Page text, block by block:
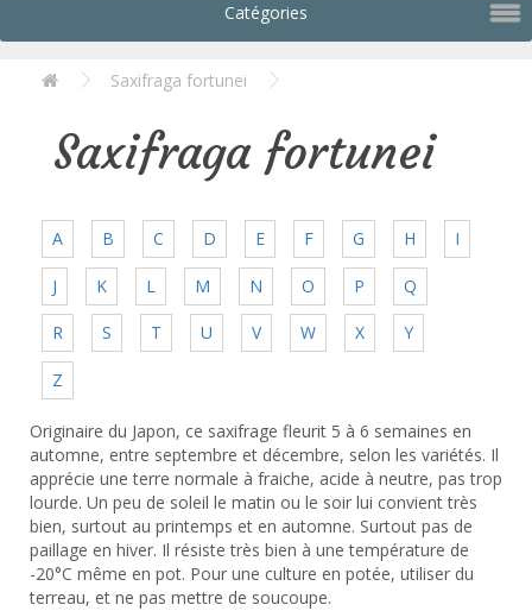
Catégories
Saxifraga fortunei
Saxifraga fortunei
A B C D E F G H I
J K L M N O P Q
R S T U V W X Y
Z
Originaire du Japon, ce saxifrage fleurit 5 à 6 semaines en
automne, entre septembre et décembre, selon les variétés. Il
apprécie une terre normale à fraiche, acide à neutre, pas trop
lourde. Un peu de soleil le matin ou le soir lui convient très
bien, surtout au printemps et en automne. Surtout pas de
paillage en hiver. Il résiste très bien à une température de
-20°C même en pot. Pour une culture en potée, utiliser du
terreau, et ne pas mettre de soucoupe.